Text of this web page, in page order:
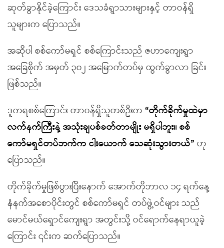
ဆုတ်ခွာနိုင်ခဲ့ကြောင်း ဒေသခံရွာသားများနှင့် တာဝန်ရှိ
သူများက ပြောသည်။
အဆိုပါ စစ်ကော်မရှင် စစ်ကြောင်းသည် ဇဟာကျေးရွာ
အခြေစိုက် အမှတ် ၃၀၂ အမြောက်တပ်မှ ထွက်ခွာလာ ခြင်း
ဖြစ်သည်။
ဒူကရစစ်ကြောင်း တာဝန်ရှိသူတစ်ဦးက “တိုက်ခိုက်မှုထဲမှာ
လက်နက်ကြီးနဲ့ အသုံးချပစ်ခတ်တာမျိုး မရှိပါဘူး။ စစ်
ကော်မရှင်တပ်ဘက်က ငါးယောက် သေဆုံးသွားတယ်” ဟု
ပြောသည်။
တိုက်ခိုက်မှုဖြစ်ပွားပြီးနောက် အောက်တိုဘာလ ၁၄ ရက်နေ့
နံနက်အစောပိုင်းတွင် စစ်ကော်မရှင် တပ်ဖွဲ့ဝင်များ သည်
မောင်မယ်ရှောင်ကျေးရွာ အတွင်းသို့ ဝင်ရောက်နေရာယူခဲ့
ကြောင်း ၎င်းက ဆက်ပြောသည်။